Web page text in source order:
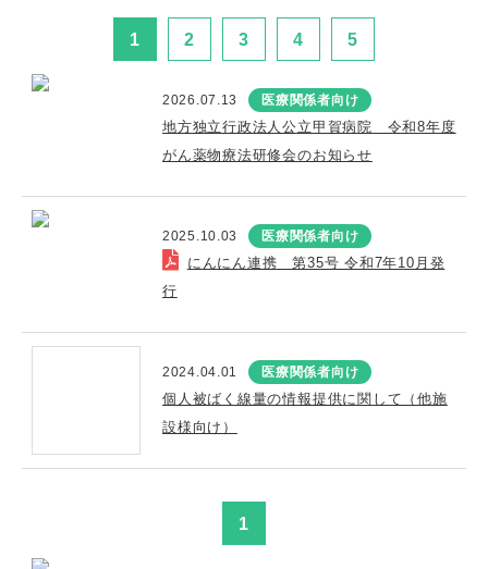
1 2 3 4 5
2026.07.13 医療関係者向け
地方独立行政法人公立甲賀病院 令和8年度
がん薬物療法研修会のお知らせ
2025.10.03 医療関係者向け
にんにん連携 第35号 令和7年10月発
行
2024.04.01 医療関係者向け
個人被ばく線量の情報提供に関して（他施
設様向け）
1